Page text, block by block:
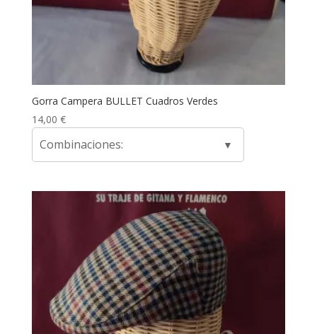
Gorra Campera BULLET Cuadros Verdes
14,00 €
Combinaciones: